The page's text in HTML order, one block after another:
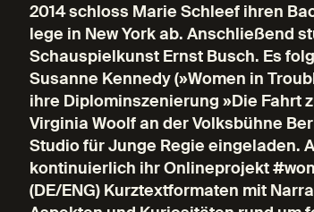
2014 schloss Marie Schleef ihren
lege in New York ab. Anschließend
Schauspielkunst Ernst Busch. Es
Susanne Kennedy (»Women in
ihre Diplominszenierung »Die Fahrt
Virginia Woolf an der Volksbühne
Studio für Junge Regie eingeladen.
kontinuierlich ihr Onlineprojekt
(DE/ENG) Kurztextformaten mit